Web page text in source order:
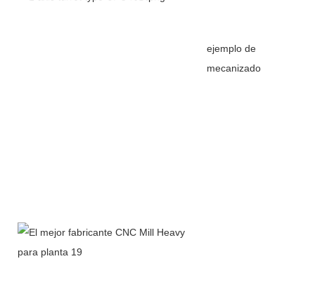
ejemplo de
mecanizado